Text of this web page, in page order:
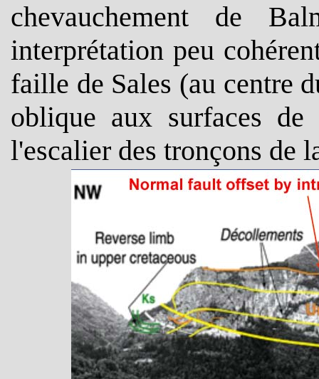
chevauchement de
interprétation peu
faille de Sales (au centre
oblique aux surfaces de
l'escalier des tronçons de